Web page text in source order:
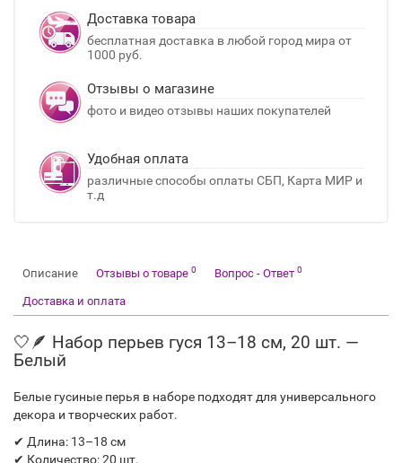
Доставка товара
бесплатная доставка в любой город мира от
1000 руб.
Отзывы о магазине
фото и видео отзывы наших покупателей
Удобная оплата
различные способы оплаты СБП, Карта МИР и
т.д
Описание Отзывы о товаре 0 Вопрос - Ответ 0
Доставка и оплата
🤍🪶 Набор перьев гуся 13–18 см, 20 шт. —
Белый
Белые гусиные перья в наборе подходят для универсального
декора и творческих работ.
✔ Длина: 13–18 см
✔ Количество: 20 шт.